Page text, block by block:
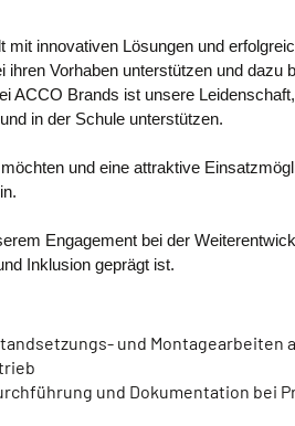
innovativen Lösungen und
ihren Vorhaben unterstützen und
ACCO Brands ist unsere
in der Schule unterstützen.
und eine attraktive
Engagement bei der
Inklusion geprägt ist.
und Montagearbeiten
und Dokumentation bei